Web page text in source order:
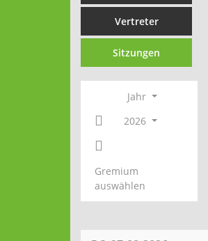
Vertreter
Sitzungen
Jahr
2026
Gremium
auswählen